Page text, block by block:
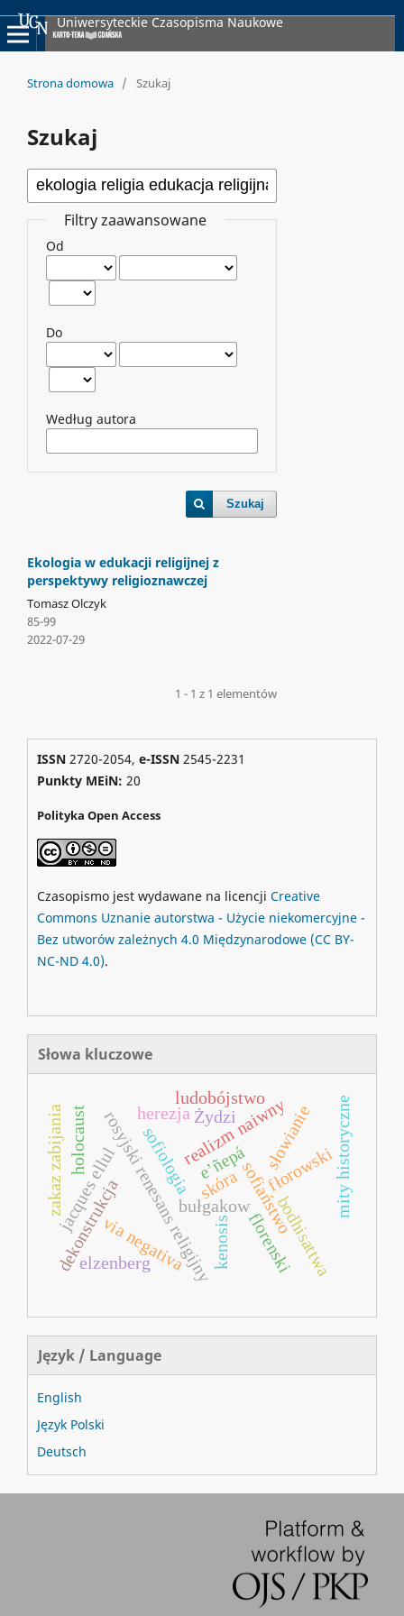
Uniwersyteckie Czasopisma Naukowe
Strona domowa / Szukaj
Szukaj
Filtry zaawansowane
Od
Do
Według autora
Szukaj
Ekologia w edukacji religijnej z
perspektywy religioznawczej
Tomasz Olczyk
85-99
2022-07-29
1 - 1 z 1 elementów
ISSN2720-2054, e-ISSN2545-2231
Punkty MEiN: 20
Polityka Open Access
Czasopismo jest wydawane na licencji Creative
Commons Uznanie autorstwa - Użycie niekomercyjne -
Bez utworów zależnych 4.0 Międzynarodowe (CC BY-
NC-ND 4.0).
Słowa kluczowe
e’ñepá
bułgakow
sofiologia sofiaństwo
rosyjski renesans religijny florenski
fłorowski
realizm naiwny
via negativa kenosis bodhisattwa
dekonstrukcja
jacques ellul mity historyczne
elzenberg
holocaust słowianie
Żydzi
ludobójstwo
zakaz zabijania herezja
skóra
Język / Language
English
Język Polski
Deutsch